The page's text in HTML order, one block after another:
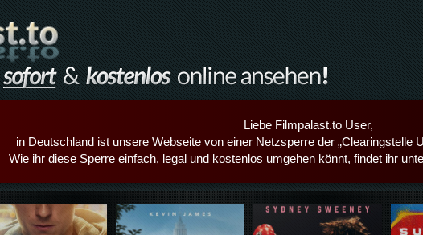
Liebe Filmpalast.to User,
in Deutschland ist unsere Webseite von einer Netzsperre der „Clearingstelle
Wie ihr diese Sperre einfach, legal und kostenlos umgehen könnt, findet ihr
Details,Play Details,Play Details,Play